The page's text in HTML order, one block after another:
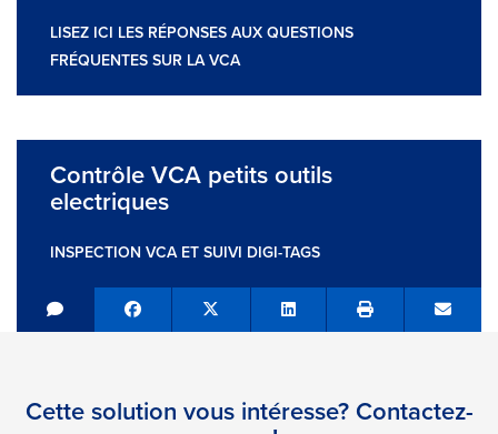
LISEZ ICI LES RÉPONSES AUX QUESTIONS
FRÉQUENTES SUR LA VCA
Contrôle VCA petits outils
electriques
INSPECTION VCA ET SUIVI DIGI-TAGS
Share on Facebook
Tweet Share on LinkedIn Send
Cette solution vous intéresse? Contactez-